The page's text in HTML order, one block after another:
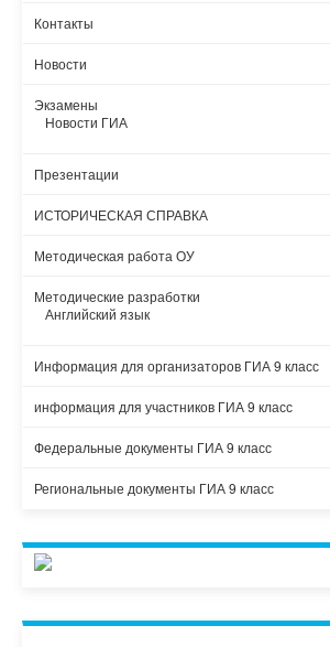
Контакты
Новости
Экзамены
Новости ГИА
Презентации
ИСТОРИЧЕСКАЯ СПРАВКА
Методическая работа ОУ
Методические разработки
Английский язык
Информация для организаторов ГИА 9 класс
информация для участников ГИА 9 класс
Федеральные документы ГИА 9 класс
Региональные документы ГИА 9 класс